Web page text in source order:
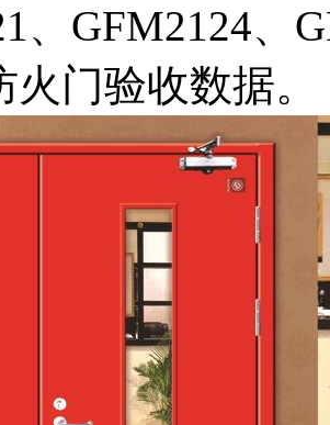
、GFM2124、
门验收数据。